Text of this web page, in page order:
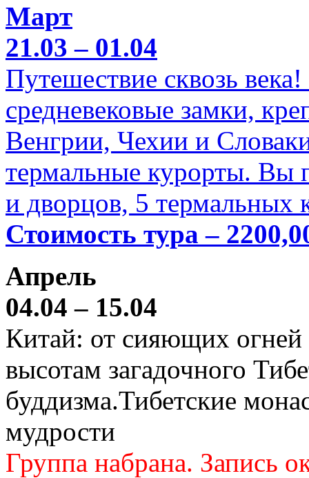
Март
21.03 – 01.04
Путешествие сквозь
средневековые замки,
Венгрии, Чехии и
термальные курорты. Вы
и дворцов, 5 термальных
Стоимость тура –
Апрель
04.04 – 15.04
Китай: от сияющих
высотам загадочного
буддизма.Тибетские
мудрости
Группа набрана. Запись